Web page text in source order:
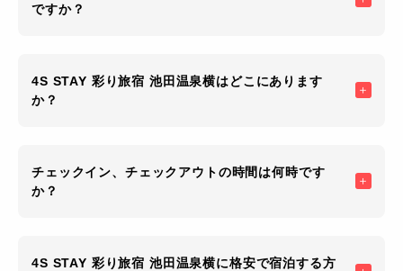
ですか？
4S STAY 彩り旅宿 池田温泉横はどこにあります
か？
チェックイン、チェックアウトの時間は何時です
か？
4S STAY 彩り旅宿 池田温泉横に格安で宿泊する方